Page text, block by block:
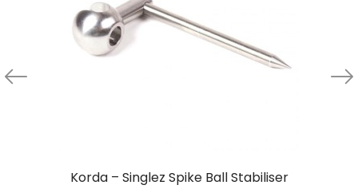
Korda – Singlez Spike Ball Stabiliser